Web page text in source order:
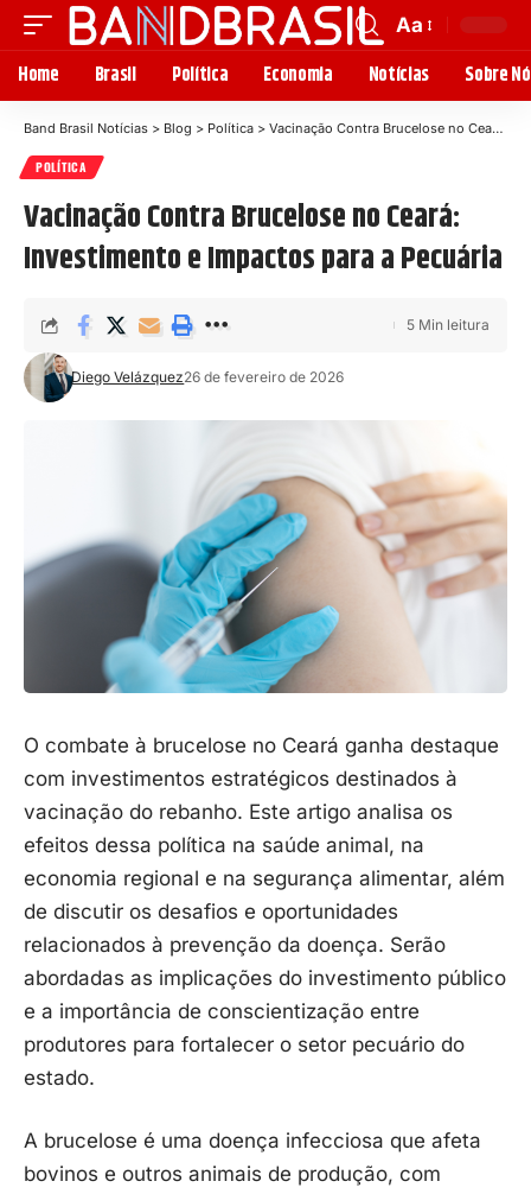
Aa
Home Brasil Política Economia Notícias Sobre
Band Brasil Notícias > Blog > Política > Vacinação Contra Brucelose no Ceará: Investimento e Impactos para a Pecuária
POLÍTICA
Vacinação Contra Brucelose no Ceará:
Investimento e Impactos para a Pecuária
Diego Velázquez26 de fevereiro de 2026
5 Min leitura
O combate à brucelose no Ceará ganha destaque
com investimentos estratégicos destinados à
vacinação do rebanho. Este artigo analisa os
efeitos dessa política na saúde animal, na
economia regional e na segurança alimentar, além
de discutir os desafios e oportunidades
relacionados à prevenção da doença. Serão
abordadas as implicações do investimento público
e a importância de conscientização entre
produtores para fortalecer o setor pecuário do
estado.
A brucelose é uma doença infecciosa que afeta
bovinos e outros animais de produção, com